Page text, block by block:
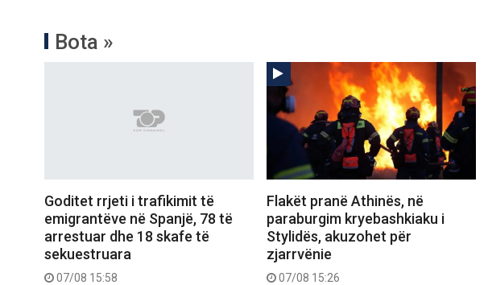
Bota »
Goditet rrjeti i trafikimit të
emigrantëve në Spanjë, 78 të
arrestuar dhe 18 skafe të
sekuestruara
07/08 15:58
Flakët pranë Athinës, në
paraburgim kryebashkiaku i
Stylidës, akuzohet për
zjarrvënie
07/08 15:26